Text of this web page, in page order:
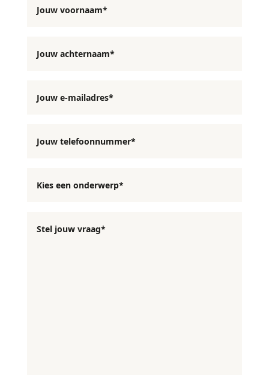
NIEUWS
CONTACT
Jouw voornaam*
Jouw achternaam*
Jouw e-mailadres*
Jouw telefoonnummer*
Stel jouw vraag*